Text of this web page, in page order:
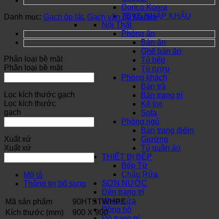
Dorico Korea
TBVS NHẬP KHẨU
Nội Thất
Phòng ăn
Bàn ăn
Ghế bàn ăn
Tủ bếp
Tủ rượu
Phòng khách
Bàn trà
Bàn trang trí
Kệ tivi
Sofa
Phòng ngủ
Bàn trang điểm
Giường
Tủ quần áo
THIẾT BỊ BẾP
Bếp Từ
Chậu Rửa
SƠN NƯỚC
Đèn trang trí
Khóa cửa
Đồng hồ
Danh mục: Gạch ốp lát, Gạch vân đá Marble
Phân loại bề mặt
Phân loại bề mặt
Lọc kích thước gạch
Lọc kích thước
gạch
Xuất xứ
Xuất xứ
Mô tả
Thông tin bổ sung
Mã sản phẩm
90HTSTWHPE
Kích thước (mm)
900 X 900